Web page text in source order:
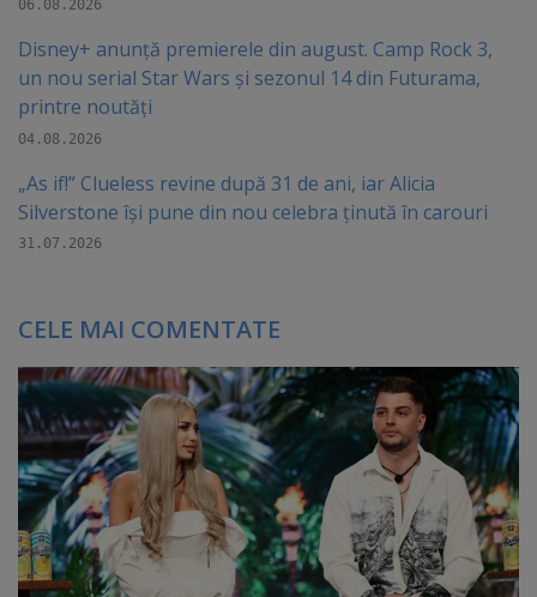
06.08.2026
Disney+ anunță premierele din august. Camp Rock 3,
un nou serial Star Wars și sezonul 14 din Futurama,
printre noutăți
04.08.2026
„As if!” Clueless revine după 31 de ani, iar Alicia
Silverstone își pune din nou celebra ținută în carouri
31.07.2026
CELE MAI COMENTATE